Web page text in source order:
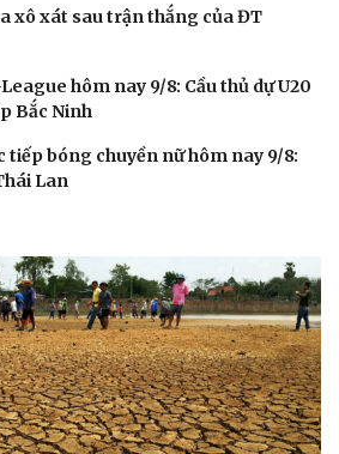
xô xát sau trận thắng của ĐT
hôm nay 9/8: Cầu thủ dự U20
Bắc Ninh
tiếp bóng chuyền nữ hôm nay 9/8:
Lan